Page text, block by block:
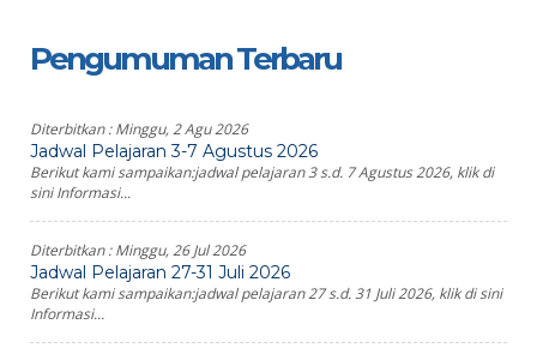
Pengumuman Terbaru
Diterbitkan :Minggu, 2 Agu 2026
Jadwal Pelajaran 3-7 Agustus 2026
Berikut kami sampaikan:jadwal pelajaran 3 s.d. 7 Agustus 2026, klik di
sini Informasi...
Diterbitkan :Minggu, 26 Jul 2026
Jadwal Pelajaran 27-31 Juli 2026
Berikut kami sampaikan:jadwal pelajaran 27 s.d. 31 Juli 2026, klik di sini
Informasi...